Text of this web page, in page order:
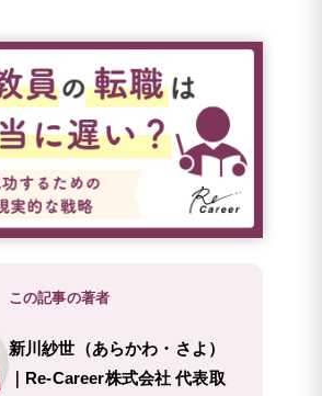
この記事の著者
新川紗世（あらかわ・さよ）
｜Re-Career株式会社 代表取